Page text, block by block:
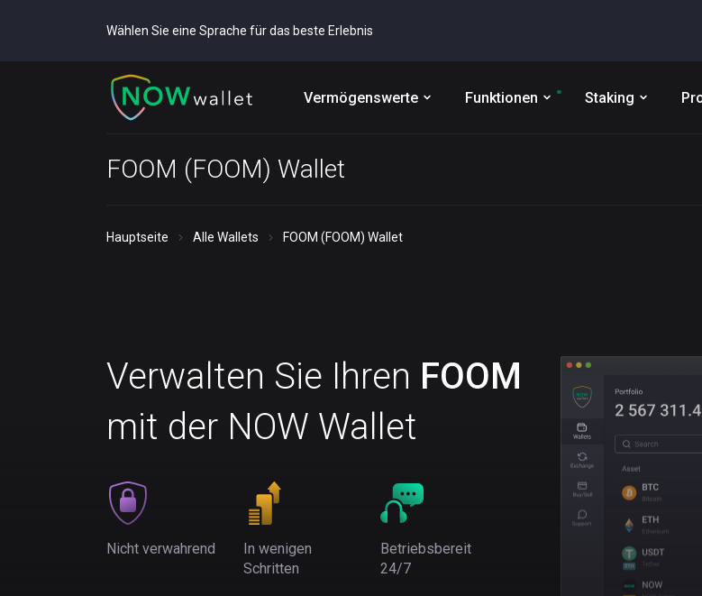
Wählen Sie eine Sprache für das beste Erlebnis
Vermögenswerte Funktionen Staking
FOOM (FOOM) Wallet
Hauptseite Alle Wallets FOOM (FOOM) Wallet
Verwalten Sie Ihren FOOM
mit der NOW Wallet
Nicht verwahrend
In wenigen
Schritten
Betriebsbereit
24/7